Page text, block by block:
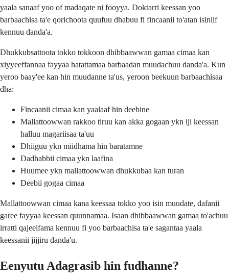
yaala sanaaf yoo of madaqate ni fooyya. Doktarri keessan yoo
barbaachisa ta'e qorichoota quufuu dhabuu fi fincaanii to'atan isiniif
kennuu danda'a.
Dhukkubsattoota tokko tokkoon dhibbaawwan gamaa cimaa kan
xiyyeeffannaa fayyaa hatattamaa barbaadan muudachuu danda'a. Kun
yeroo baay'ee kan hin muudanne ta'us, yeroon beekuun barbaachisaa
dha:
Fincaanii cimaa kan yaalaaf hin deebine
Mallattoowwan rakkoo tiruu kan akka gogaan ykn iji keessan
halluu magariisaa ta'uu
Dhiiguu ykn miidhama hin baratamne
Dadhabbii cimaa ykn laafina
Huumee ykn mallattoowwan dhukkubaa kan turan
Deebii gogaa cimaa
Mallattoowwan cimaa kana keessaa tokko yoo isin muudate, dafanii
garee fayyaa keessan quunnamaa. Isaan dhibbaawwan gamaa to'achuu
irratti qajeelfama kennuu fi yoo barbaachisa ta'e sagantaa yaala
keessanii jijjiru danda'u.
Eenyutu Adagrasib hin fudhanne?